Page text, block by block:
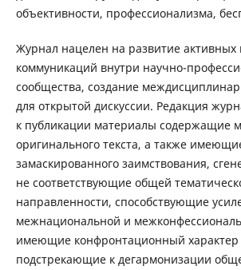
объективности, профессионализма,
Журнал нацелен на развитие
коммуникаций внутри научно-
сообщества, создание
для открытой дискуссии. Редакция
к публикации материалы содержащие
оригинального текста, а также
замаскированного заимствования,
не соответствующие общей
направленности, способствующие
межнациональной и
имеющие конфронтационный характер
подстрекающие к дегармонизации